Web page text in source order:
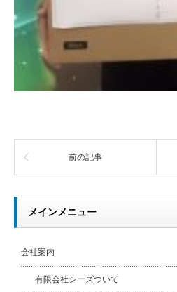
前の記事
メインメニュー
会社案内
有限会社シーズついて